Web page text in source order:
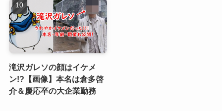
滝沢ガレソの顔はイケメ
ン!?【画像】本名は倉多啓
介＆慶応卒の大企業勤務